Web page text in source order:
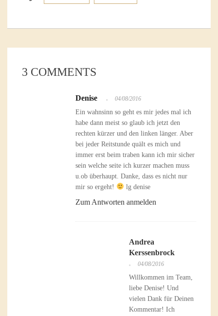
3 COMMENTS
Denise 04/08/2016
Ein wahnsinn so geht es mir jedes mal ich
habe dann meist so glaub ich jetzt den
rechten kürzer und den linken länger. Aber
bei jeder Reitstunde quält es mich und
immer erst beim traben kann ich mir sicher
sein welche seite ich kurzer machen muss
u.ob überhaupt. Danke, dass es nicht nur
mir so ergeht!
lg denise
Zum Antworten anmelden
Andrea
Kerssenbrock
04/08/2016
Willkommen im Team,
liebe Denise! Und
vielen Dank für Deinen
Kommentar! Ich